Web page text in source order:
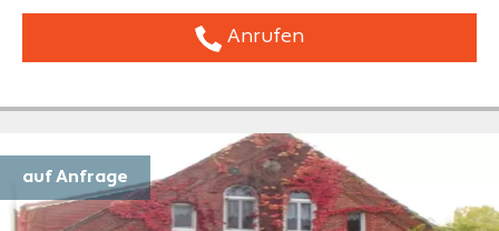
Anrufen
auf Anfrage